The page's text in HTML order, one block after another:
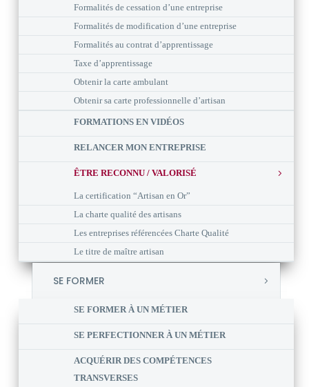
Formalités de cessation d’une entreprise
Formalités de modification d’une entreprise
Formalités au contrat d’apprentissage
Taxe d’apprentissage
Obtenir la carte ambulant
Obtenir sa carte professionnelle d’artisan
FORMATIONS EN VIDÉOS
RELANCER MON ENTREPRISE
ÊTRE RECONNU / VALORISÉ
La certification “Artisan en Or”
La charte qualité des artisans
Les entreprises référencées Charte Qualité
Le titre de maître artisan
SE FORMER
SE FORMER À UN MÉTIER
SE PERFECTIONNER À UN MÉTIER
ACQUÉRIR DES COMPÉTENCES
TRANSVERSES